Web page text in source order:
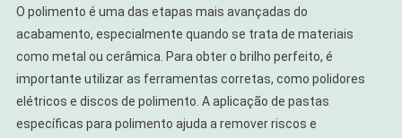
O polimento é uma das etapas mais avançadas do
acabamento, especialmente quando se trata de materiais
como metal ou cerâmica. Para obter o brilho perfeito, é
importante utilizar as ferramentas corretas, como polidores
elétricos e discos de polimento. A aplicação de pastas
específicas para polimento ajuda a remover riscos e